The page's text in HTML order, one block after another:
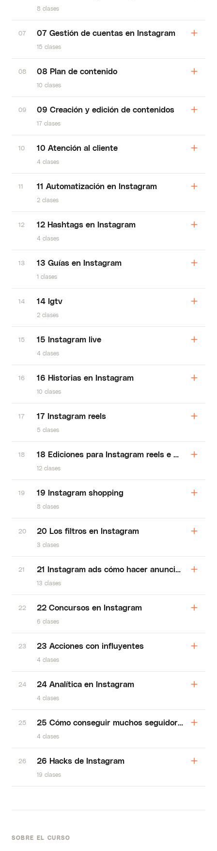
SOBRE EL CURSO
8 clases
07 07 Gestión de cuentas en Instagram
15 clases
08 08 Plan de contenido
10 clases
09 09 Creación y edición de contenidos
17 clases
10 10 Atención al cliente
4 clases
11 11 Automatización en Instagram
2 clases
12 12 Hashtags en Instagram
4 clases
13 13 Guías en Instagram
1 clases
14 14 Igtv
2 clases
15 15 Instagram live
4 clases
16 16 Historias en Instagram
10 clases
17 17 Instagram reels
5 clases
18 18 Ediciones para Instagram reels e historias
12 clases
19 19 Instagram shopping
8 clases
20 20 Los filtros en Instagram
3 clases
21 21 Instagram ads cómo hacer anuncios
13 clases
22 22 Concursos en Instagram
6 clases
23 23 Acciones con influyentes
4 clases
24 24 Analítica en Instagram
4 clases
25 25 Cómo conseguir muchos seguidores reales
4 clases
26 26 Hacks de Instagram
19 clases